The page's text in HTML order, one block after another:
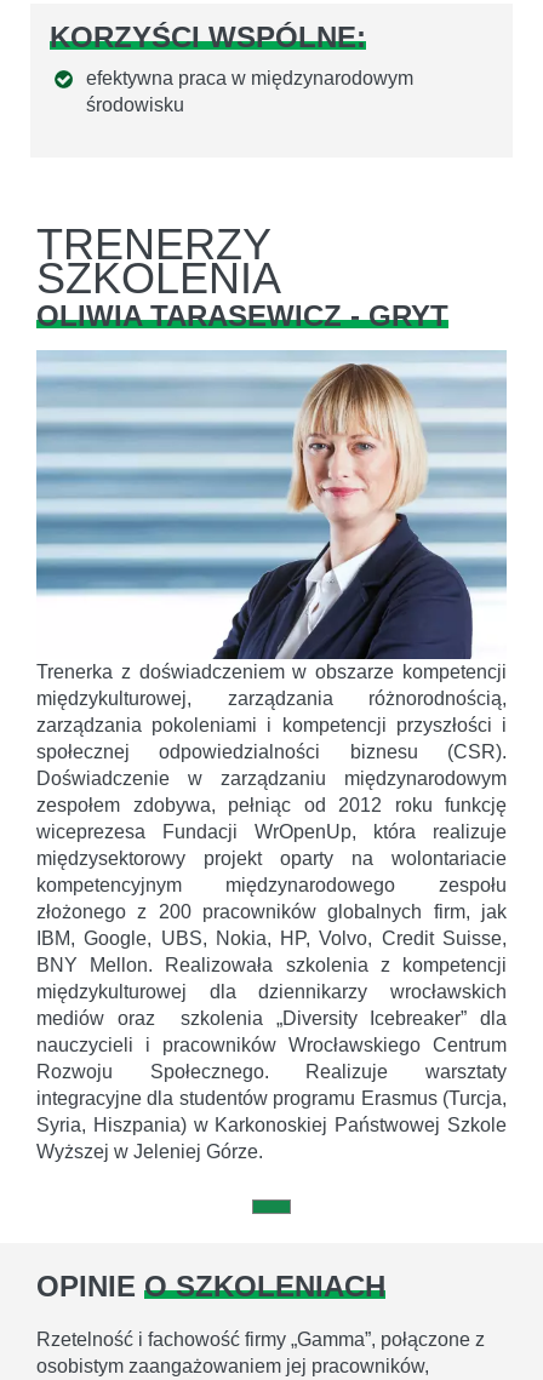
KORZYŚCI WSPÓLNE:
efektywna praca w międzynarodowym
środowisku
TRENERZY
SZKOLENIA
OLIWIA TARASEWICZ - GRYT
Trenerka z doświadczeniem w obszarze kompetencji
międzykulturowej, zarządzania różnorodnością,
zarządzania pokoleniami i kompetencji przyszłości i
społecznej odpowiedzialności biznesu (CSR).
Doświadczenie w zarządzaniu międzynarodowym
zespołem zdobywa, pełniąc od 2012 roku funkcję
wiceprezesa Fundacji WrOpenUp, która realizuje
międzysektorowy projekt oparty na wolontariacie
kompetencyjnym międzynarodowego zespołu
złożonego z 200 pracowników globalnych firm, jak
IBM, Google, UBS, Nokia, HP, Volvo, Credit Suisse,
BNY Mellon. Realizowała szkolenia z kompetencji
międzykulturowej dla dziennikarzy wrocławskich
mediów oraz szkolenia „Diversity Icebreaker” dla
nauczycieli i pracowników Wrocławskiego Centrum
Rozwoju Społecznego. Realizuje warsztaty
integracyjne dla studentów programu Erasmus (Turcja,
Syria, Hiszpania) w Karkonoskiej Państwowej Szkole
Wyższej w Jeleniej Górze.
OPINIE O SZKOLENIACH
Rzetelność i fachowość firmy „Gamma”, połączone z
osobistym zaangażowaniem jej pracowników,